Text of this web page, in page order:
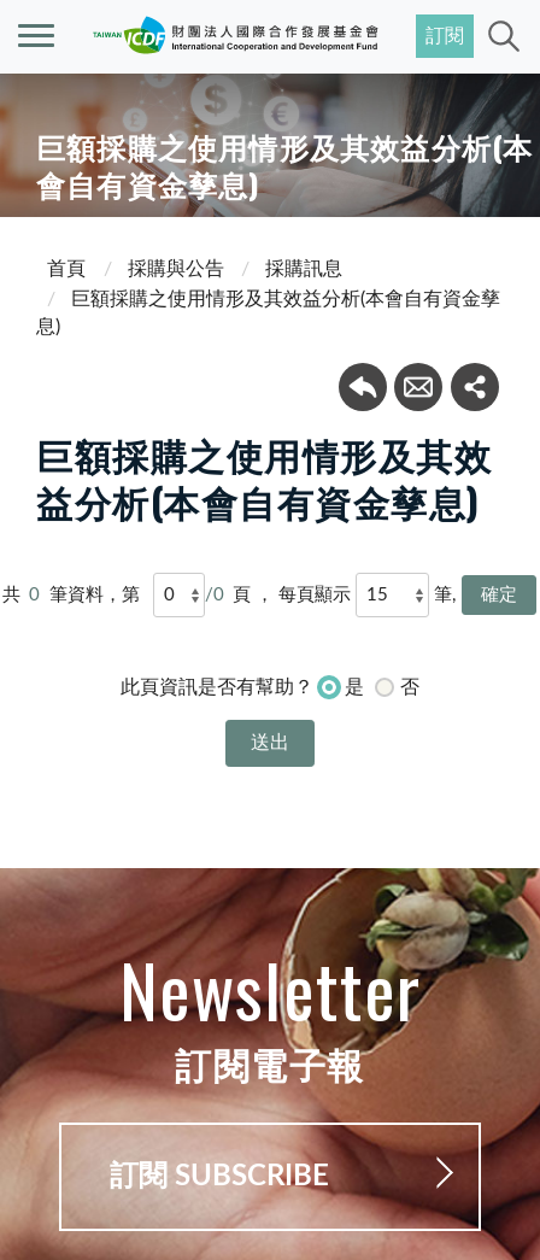
訂閱
巨額採購之使用情形及其效益分析(本
會自有資金孳息)
首頁 採購與公告
採購訊息
巨額採購之使用情形及其效益分析(本會自有資金孳
息)
巨額採購之使用情形及其效
益分析(本會自有資金孳息)
共 0 筆資料，第 /0 頁 ， 每頁顯示 筆,
此頁資訊是否有幫助？ 是 否
Newsletter
訂閱電子報
訂閱 SUBSCRIBE